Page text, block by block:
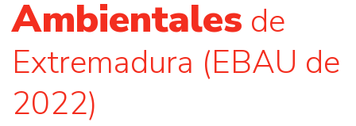
Ambientales de
Extremadura (EBAU de
2022)